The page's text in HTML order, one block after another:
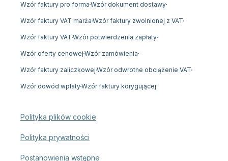
Wzór faktury pro formaWzór dokument dostawy
Wzór faktury VAT marżaWzór faktury zwolnionej z VAT
Wzór faktury VATWzór potwierdzenia zapłaty
Wzór oferty cenowejWzór zamówienia
Wzór faktury zaliczkowejWzór odwrotne obciążenie VAT
Wzór dowód wpłatyWzór faktury korygującej
Polityka plików cookie
Polityka prywatności
Postanowienia wstępne